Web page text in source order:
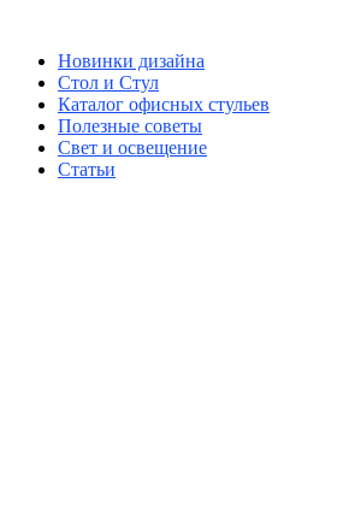
Новинки дизайна
Стол и Стул
Каталог офисных стульев
Полезные советы
Свет и освещение
Статьи